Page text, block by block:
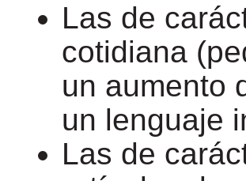
Las de
cotidiana
un aumento
un lenguaje
Las de